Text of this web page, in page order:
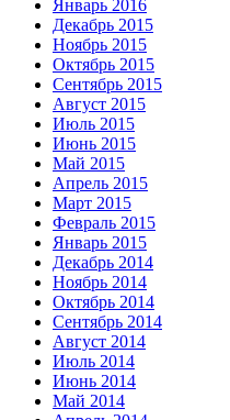
Январь 2016
Декабрь 2015
Ноябрь 2015
Октябрь 2015
Сентябрь 2015
Август 2015
Июль 2015
Июнь 2015
Май 2015
Апрель 2015
Март 2015
Февраль 2015
Январь 2015
Декабрь 2014
Ноябрь 2014
Октябрь 2014
Сентябрь 2014
Август 2014
Июль 2014
Июнь 2014
Май 2014